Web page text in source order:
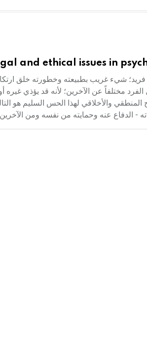
and ethical issues in
شيء غريب بطبيعته وخطورته خلق
مختلفاً عن الآخرين؛ لأنه قد يؤذي غيره أو
والأخلاقي لهذا الحس السليم هو
- الدفاع عنه وحمايته من نفسه ومن